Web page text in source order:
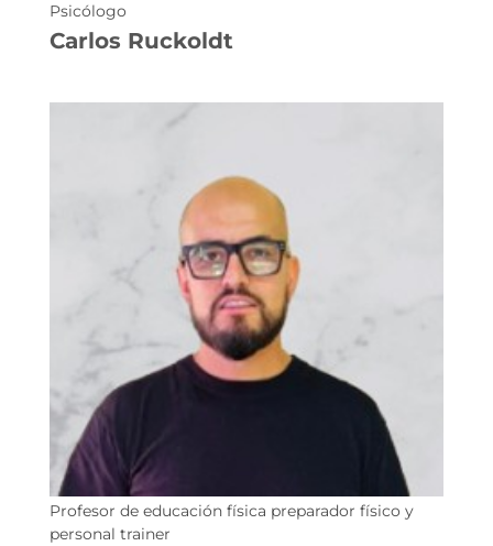
Psicólogo
Carlos Ruckoldt
Profesor de educación física preparador físico y
personal trainer